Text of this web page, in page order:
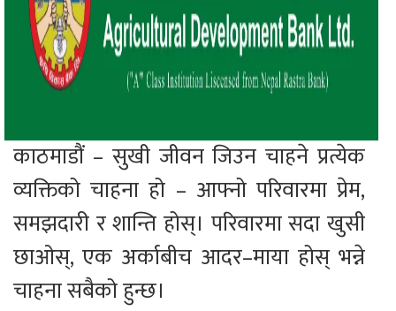
काठमाडौं – सुखी जीवन जिउन चाहने प्रत्येक
व्यक्तिको चाहना हो – आफ्नो परिवारमा प्रेम,
समझदारी र शान्ति होस्। परिवारमा सदा खुसी
छाओस्, एक अर्काबीच आदर–माया होस् भन्ने
चाहना सबैको हुन्छ।